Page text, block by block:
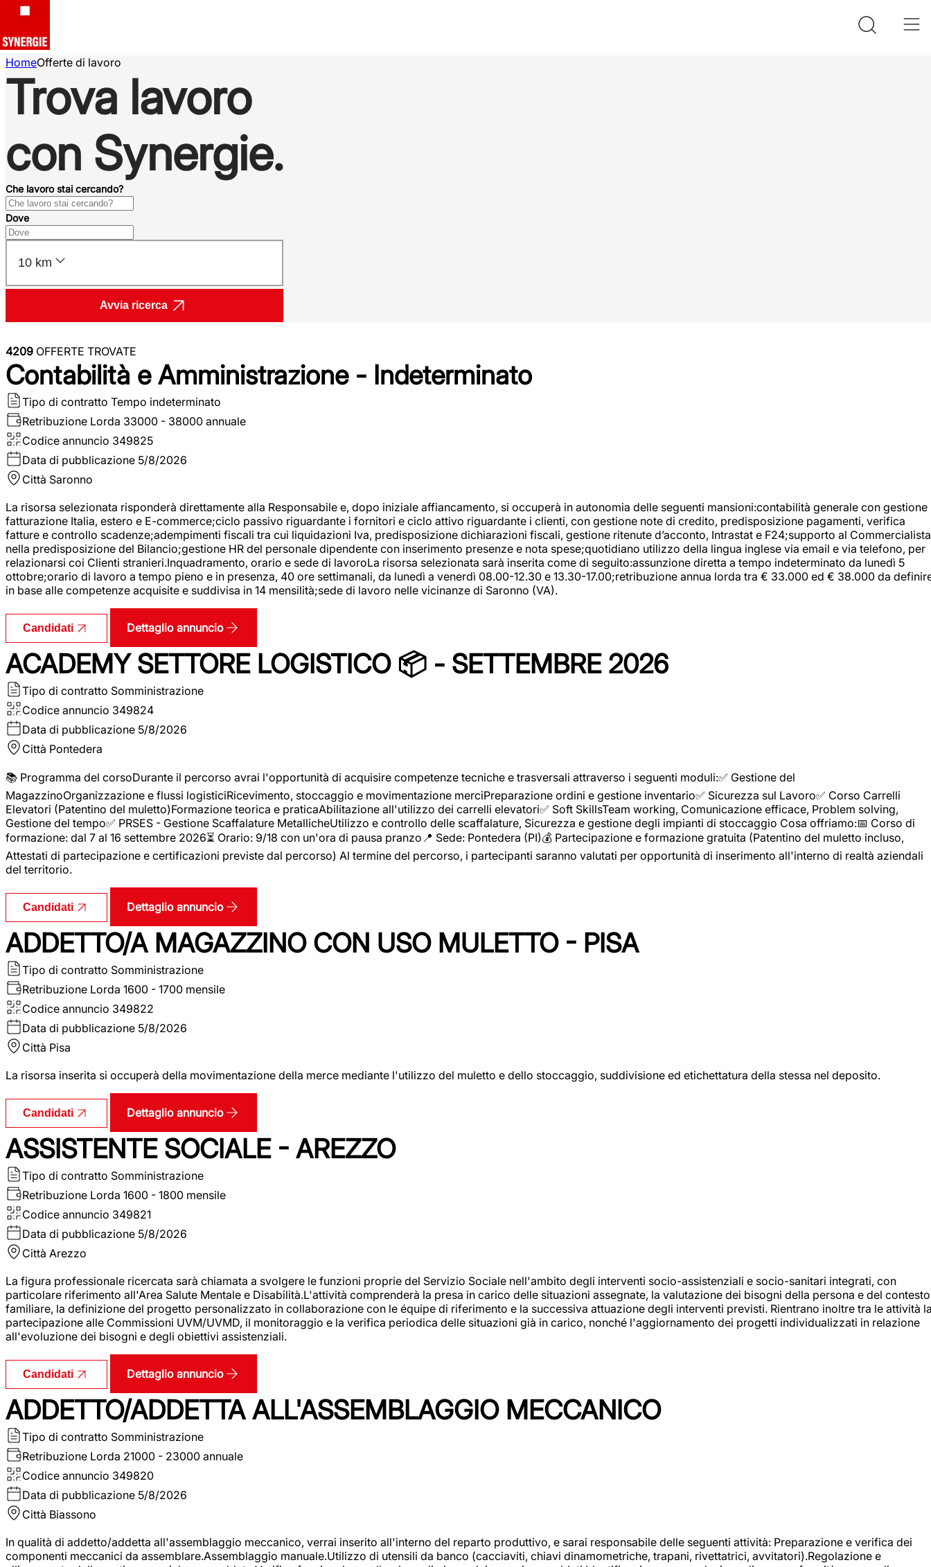
HomeOfferte di lavoro
Trova lavoro
con Synergie.
Che lavoro stai cercando?
Dove
10 km
Avvia ricerca
4209 OFFERTE TROVATE
Contabilità e Amministrazione - Indeterminato
Tipo di contratto Tempo indeterminato
Retribuzione Lorda 33000 - 38000 annuale
Codice annuncio 349825
Data di pubblicazione 5/8/2026
Città Saronno
La risorsa selezionata risponderà direttamente alla Responsabile e, dopo iniziale affiancamento, si occuperà in autonomia delle seguenti mansioni:contabilità generale con gestione
fatturazione Italia, estero e E-commerce;ciclo passivo riguardante i fornitori e ciclo attivo riguardante i clienti, con gestione note di credito, predisposizione pagamenti, verifica
fatture e controllo scadenze;adempimenti fiscali tra cui liquidazioni Iva, predisposizione dichiarazioni fiscali, gestione ritenute d’acconto, Intrastat e F24;supporto al Commercialista
nella predisposizione del Bilancio;gestione HR del personale dipendente con inserimento presenze e nota spese;quotidiano utilizzo della lingua inglese via email e via telefono, per
relazionarsi coi Clienti stranieri.Inquadramento, orario e sede di lavoroLa risorsa selezionata sarà inserita come di seguito:assunzione diretta a tempo indeterminato da lunedì 5
ottobre;orario di lavoro a tempo pieno e in presenza, 40 ore settimanali, da lunedì a venerdì 08.00-12.30 e 13.30-17.00;retribuzione annua lorda tra € 33.000 ed € 38.000 da
in base alle competenze acquisite e suddivisa in 14 mensilità;sede di lavoro nelle vicinanze di Saronno (VA).
Candidati Dettaglio annuncio
ACADEMY SETTORE LOGISTICO 📦 - SETTEMBRE 2026
Tipo di contratto Somministrazione
Codice annuncio 349824
Data di pubblicazione 5/8/2026
Città Pontedera
📚 Programma del corsoDurante il percorso avrai l'opportunità di acquisire competenze tecniche e trasversali attraverso i seguenti moduli:✅ Gestione del
MagazzinoOrganizzazione e flussi logisticiRicevimento, stoccaggio e movimentazione merciPreparazione ordini e gestione inventario✅ Sicurezza sul Lavoro✅ Corso Carrelli
Elevatori (Patentino del muletto)Formazione teorica e praticaAbilitazione all'utilizzo dei carrelli elevatori✅ Soft SkillsTeam working, Comunicazione efficace, Problem solving,
Gestione del tempo✅ PRSES - Gestione Scaffalature MetallicheUtilizzo e controllo delle scaffalature, Sicurezza e gestione degli impianti di stoccaggio Cosa offriamo:📅 Corso di
formazione: dal 7 al 16 settembre 2026⏳ Orario: 9/18 con un'ora di pausa pranzo📍 Sede: Pontedera (PI)💰 Partecipazione e formazione gratuita (Patentino del muletto incluso,
Attestati di partecipazione e certificazioni previste dal percorso) Al termine del percorso, i partecipanti saranno valutati per opportunità di inserimento all'interno di realtà aziendali
del territorio.
Candidati Dettaglio annuncio
ADDETTO/A MAGAZZINO CON USO MULETTO - PISA
Tipo di contratto Somministrazione
Retribuzione Lorda 1600 - 1700 mensile
Codice annuncio 349822
Data di pubblicazione 5/8/2026
Città Pisa
La risorsa inserita si occuperà della movimentazione della merce mediante l'utilizzo del muletto e dello stoccaggio, suddivisione ed etichettatura della stessa nel deposito.
Candidati Dettaglio annuncio
ASSISTENTE SOCIALE - AREZZO
Tipo di contratto Somministrazione
Retribuzione Lorda 1600 - 1800 mensile
Codice annuncio 349821
Data di pubblicazione 5/8/2026
Città Arezzo
La figura professionale ricercata sarà chiamata a svolgere le funzioni proprie del Servizio Sociale nell'ambito degli interventi socio-assistenziali e socio-sanitari integrati, con
particolare riferimento all'Area Salute Mentale e Disabilità.L'attività comprenderà la presa in carico delle situazioni assegnate, la valutazione dei bisogni della persona e del contesto
familiare, la definizione del progetto personalizzato in collaborazione con le équipe di riferimento e la successiva attuazione degli interventi previsti. Rientrano inoltre tra le attività
partecipazione alle Commissioni UVM/UVMD, il monitoraggio e la verifica periodica delle situazioni già in carico, nonché l'aggiornamento dei progetti individualizzati in relazione
all'evoluzione dei bisogni e degli obiettivi assistenziali.
Candidati Dettaglio annuncio
ADDETTO/ADDETTA ALL'ASSEMBLAGGIO MECCANICO
Tipo di contratto Somministrazione
Retribuzione Lorda 21000 - 23000 annuale
Codice annuncio 349820
Data di pubblicazione 5/8/2026
Città Biassono
In qualità di addetto/addetta all'assemblaggio meccanico, verrai inserito all'interno del reparto produttivo, e sarai responsabile delle seguenti attività: Preparazione e verifica dei
componenti meccanici da assemblare.Assemblaggio manuale.Utilizzo di utensili da banco (cacciaviti, chiavi dinamometriche, trapani, rivettatrici, avvitatori).Regolazione e